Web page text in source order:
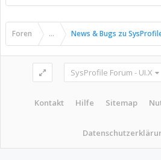
Foren ... News & Bugs zu
SysProfile Forum - UI.X
Kontakt Hilfe Sitemap